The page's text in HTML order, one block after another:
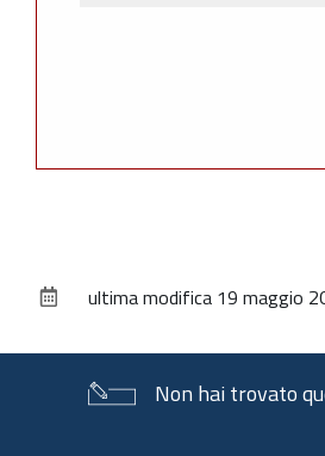
documentoultima modifica 19 maggio
Non hai trovato